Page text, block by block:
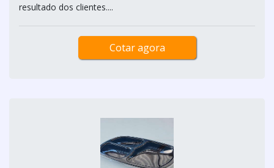
resultado dos clientes....
Cotar agora